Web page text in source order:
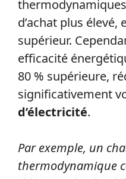
d’achat plus élevé,
supérieur.
efficacité
80 % supérieure,
significativement
d’électricité.
Par exemple, un
thermodynamique